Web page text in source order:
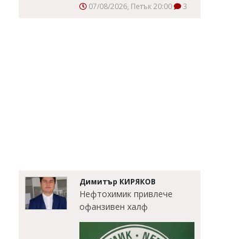
07/08/2026, Петък 20:00 3
Димитър КИРЯКОВ
Нефтохимик привлече
офанзивен халф